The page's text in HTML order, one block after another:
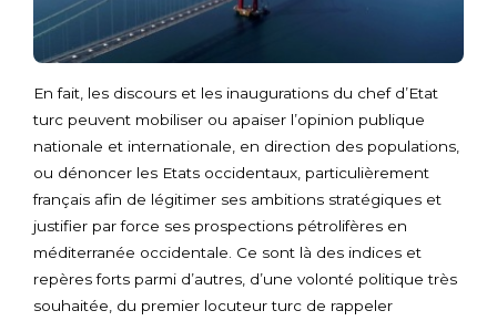
En fait, les discours et les inaugurations du chef d’Etat
turc peuvent mobiliser ou apaiser l’opinion publique
nationale et internationale, en direction des populations,
ou dénoncer les Etats occidentaux, particulièrement
français afin de légitimer ses ambitions stratégiques et
justifier par force ses prospections pétrolifères en
méditerranée occidentale. Ce sont là des indices et
repères forts parmi d’autres, d’une volonté politique très
souhaitée, du premier locuteur turc de rappeler